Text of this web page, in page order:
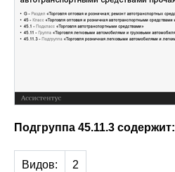
Подгруппа 45.11.3 содержит:
Видов: 2